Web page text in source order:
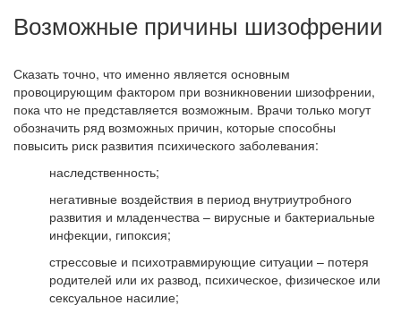
Возможные причины шизофрении
Сказать точно, что именно является основным
провоцирующим фактором при возникновении шизофрении,
пока что не представляется возможным. Врачи только могут
обозначить ряд возможных причин, которые способны
повысить риск развития психического заболевания:
наследственность;
негативные воздействия в период внутриутробного
развития и младенчества – вирусные и бактериальные
инфекции, гипоксия;
стрессовые и психотравмирующие ситуации – потеря
родителей или их развод, психическое, физическое или
сексуальное насилие;